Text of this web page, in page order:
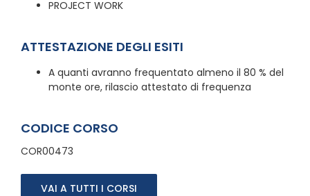
PROJECT WORK
ATTESTAZIONE DEGLI ESITI
A quanti avranno frequentato almeno il 80 % del
monte ore, rilascio attestato di frequenza
CODICE CORSO
COR00473
VAI A TUTTI I CORSI